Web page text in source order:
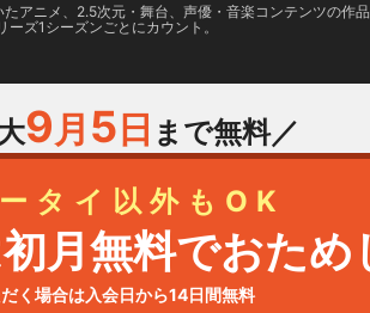
アニメ、2.5次元・舞台、声優・音楽コンテンツの作
ズ1シーズンごとにカウント。
9月 5 日 まで無料／
タイ以外もOK
月無料でおため
く場合は入会日から14日間無料